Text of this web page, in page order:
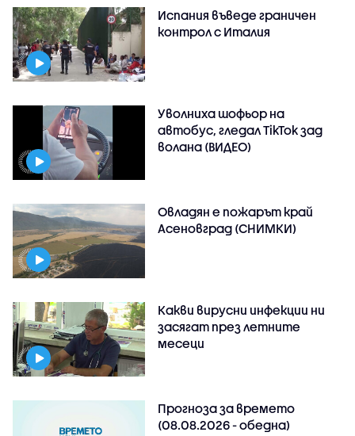
Испания въведе граничен
контрол с Италия
Уволниха шофьор на
автобус, гледал TikTok зад
волана (ВИДЕО)
Овладян е пожарът край
Асеновград (СНИМКИ)
Какви вирусни инфекции ни
засягат през летните
месеци
Прогноза за времето
(08.08.2026 - обедна)